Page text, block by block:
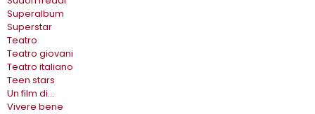
Superalbum
Superstar
Teatro
Teatro giovani
Teatro italiano
Teen stars
Un film di…
Vivere bene